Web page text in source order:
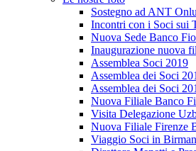
Sostegno ad ANT
Incontri con i Soci sui
Nuova Sede Banco
Inaugurazione nuova
Assemblea Soci 2019
Assemblea dei Soci
Assemblea dei Soci
Nuova Filiale Banco
Visita Delegazione
Nuova Filiale Firenze
Viaggio Soci in